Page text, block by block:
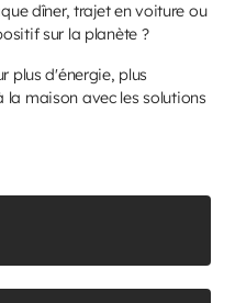
dîner, trajet en voiture ou
sur la planète ?
plus d'énergie, plus
la maison avec les solutions